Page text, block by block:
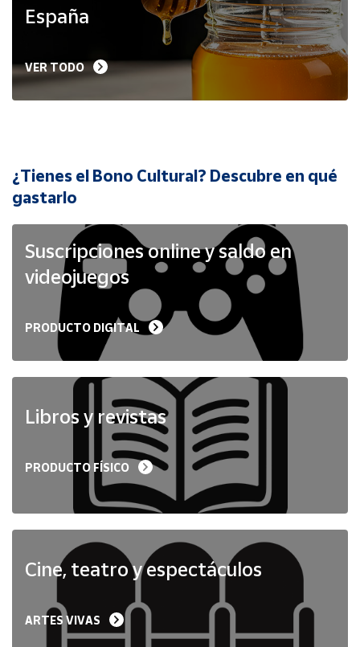
Mapa de
Hazte
vendedor
Cuenta
Ubicación
Península
Baleares
Melilla
España
VER TODO
¿Tienes el Bono Cultural? Descubre en qué
gastarlo
Suscripciones online y saldo en
videojuegos
PRODUCTO DIGITAL
Libros y revistas
PRODUCTO FÍSICO
Cine, teatro y espectáculos
ARTES VIVAS